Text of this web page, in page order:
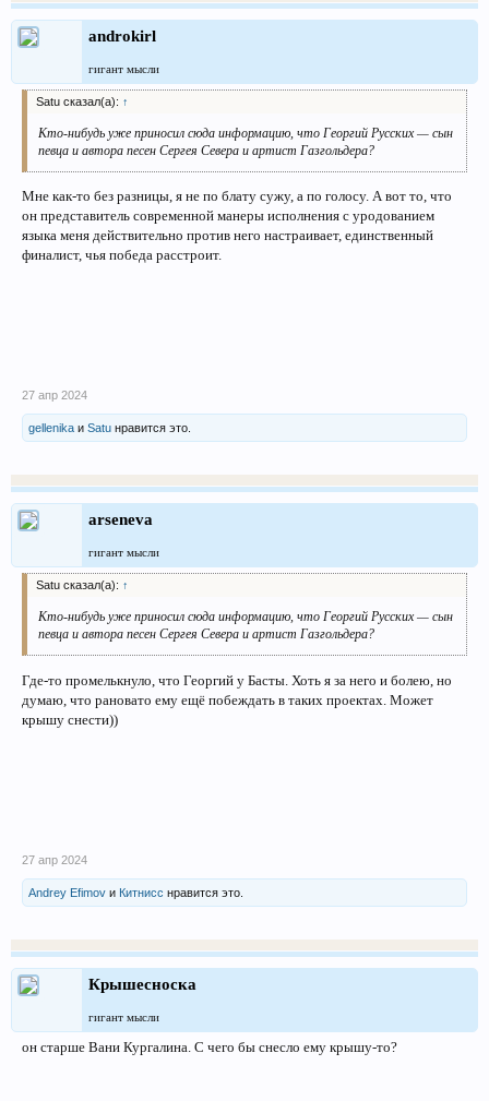
androkirl
гигант мысли
Satu сказал(а): ↑
Кто-нибудь уже приносил сюда информацию, что Георгий Русских — сын
певца и автора песен Сергея Севера и артист Газгольдера?
Мне как-то без разницы, я не по блату сужу, а по голосу. А вот то, что
он представитель современной манеры исполнения с уродованием
языка меня действительно против него настраивает, единственный
финалист, чья победа расстроит.
27 апр 2024
gellenika и Satu нравится это.
arseneva
гигант мысли
Satu сказал(а): ↑
Кто-нибудь уже приносил сюда информацию, что Георгий Русских — сын
певца и автора песен Сергея Севера и артист Газгольдера?
Где-то промелькнуло, что Георгий у Басты. Хоть я за него и болею, но
думаю, что рановато ему ещё побеждать в таких проектах. Может
крышу снести))
27 апр 2024
Andrey Efimov и Китнисс нравится это.
Крышесноска
гигант мысли
он старше Вани Кургалина. С чего бы снесло ему крышу-то?